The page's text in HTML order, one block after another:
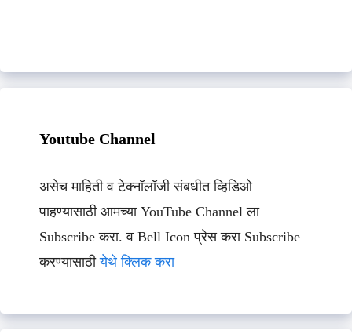
Youtube Channel
असेच माहिती व टेक्नॉलॉजी संबधीत व्हिडिओ
पाहण्यासाठी आमच्या YouTube Channel ला
Subscribe करा. व Bell Icon प्रेस करा Subscribe
करण्यासाठीयेथे क्लिक करा